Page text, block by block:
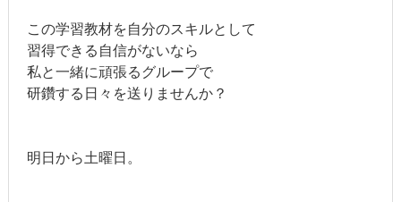
この学習教材を自分のスキルとして
習得できる自信がないなら
私と一緒に頑張るグループで
研鑽する日々を送りませんか？
明日から土曜日。